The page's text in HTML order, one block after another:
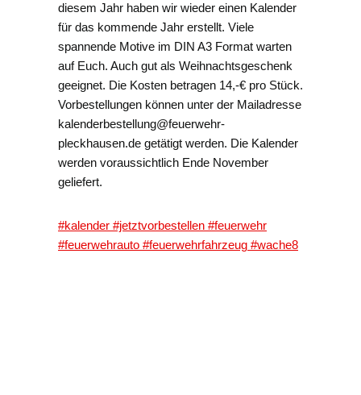
diesem Jahr haben wir wieder einen Kalender
für das kommende Jahr erstellt. Viele
spannende Motive im DIN A3 Format warten
auf Euch. Auch gut als Weihnachtsgeschenk
geeignet. Die Kosten betragen 14,-€ pro Stück.
Vorbestellungen können unter der Mailadresse
kalenderbestellung@feuerwehr-
pleckhausen.de getätigt werden. Die Kalender
werden voraussichtlich Ende November
geliefert.
#kalender #jetztvorbestellen #feuerwehr
#feuerwehrauto #feuerwehrfahrzeug #wache8